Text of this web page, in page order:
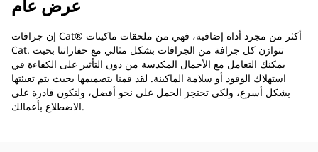
عرض عام
إن جرافات Cat®‎ أكثر من مجرد أداة إضافية، فهي من ملحقات ماكينات
Cat. تتوازن كل جرافة من الجرافات بشكل مثالي مع حفاراتنا بحيث
يمكنك التعامل مع الأحمال المكدسة من دون التأثير على الكفاءة في
استهلاك الوقود أو سلامة الماكينة. لقد قمنا بتصميمها بحيث يتم تعبئتها
بشكل أسرع، ولكي تحتجز الحمل على نحو أفضل، ولتكون قادرة على
الاضطلاع بأعمالك.